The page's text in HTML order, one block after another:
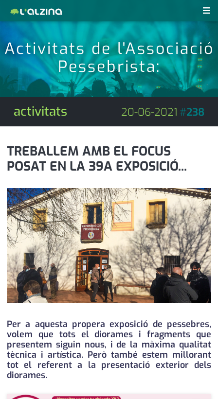
notícies
últimes notícies
activitats
agenda
empresa
esports
medi ambient
opinió
política
promo serveis
salut
serveis
societat
successos
revistes pdf
anunciants
subscripció
contacte
telèfons
calendari
Activitats de l'Associació
Pessebrista:
activitats 20-06-2021 #238
TREBALLEM AMB EL FOCUS
POSAT EN LA 39A EXPOSICIÓ...
Per a aquesta propera exposició de pessebres,
volem que tots el diorames i fragments que
presentem siguin nous, i de la màxima qualitat
tècnica i artística. Però també estem millorant
tot el referent a la presentació exterior dels
diorames.